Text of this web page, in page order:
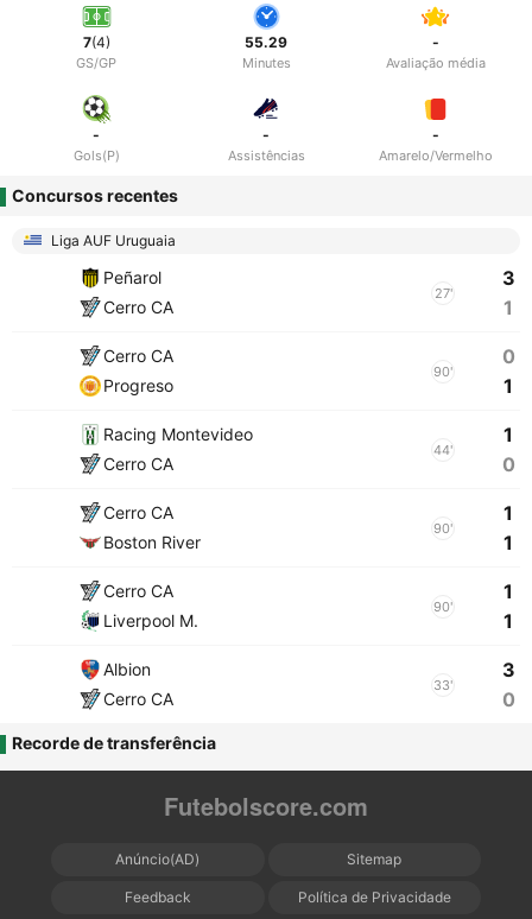
7(4)
GS/GP
55.29
Minutes
-
Avaliação média
-
Gols(P)
-
Assistências
-
Amarelo/Vermelho
Concursos recentes
Liga AUF Uruguaia
Peñarol
Cerro CA
27'
3
1
Cerro CA
Progreso
90'
0
1
Racing Montevideo
Cerro CA
44'
1
0
Cerro CA
Boston River
90'
1
1
Cerro CA
Liverpool M.
90'
1
1
Albion
Cerro CA
33'
3
0
Recorde de transferência
Futebolscore.com
Anúncio(AD) Sitemap
Feedback Política de Privacidade